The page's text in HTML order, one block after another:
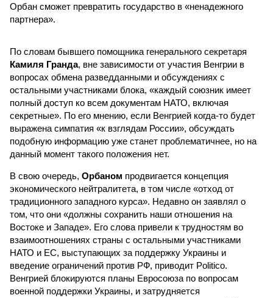
Орбан сможет превратить государство в «ненадежного
партнера».
По словам бывшего помощника генерального секретаря
Камиля Гранда, вне зависимости от участия Венгрии в
вопросах обмена разведданными и обсуждениях с
остальными участниками блока, «каждый союзник имеет
полный доступ ко всем документам НАТО, включая
секретные». По его мнению, если Венгрией когда-то будет
выражена симпатия «к взглядам России», обсуждать
подобную информацию уже станет проблематичнее, но на
данный момент такого положения нет.
В свою очередь, Орбаном продвигается концепция
экономического нейтралитета, в том числе «отход от
традиционного западного курса». Недавно он заявлял о
том, что они «должны сохранить наши отношения на
Востоке и Западе». Его слова привели к трудностям во
взаимоотношениях страны с остальными участниками
НАТО и ЕС, выступающих за поддержку Украины и
введение ограничений против РФ, приводит Politico.
Венгрией блокируются планы Евросоюза по вопросам
военной поддержки Украины, и затрудняется